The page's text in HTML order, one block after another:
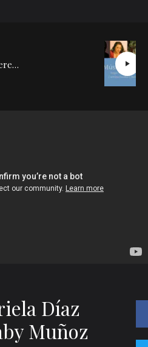
Carlos Chávez | María Teresa Rodríguez: Conferencia Concierto
Díaz
Muñoz